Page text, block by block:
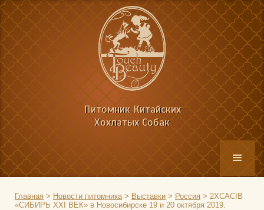
Питомник Китайских
Хохлатых Собак
Главная > Новости питомника> Выставки > Россия > 2ХCACIB
«СИБИРЬ XXI ВЕК» в Новосибирске 19 и 20 октября 2019.